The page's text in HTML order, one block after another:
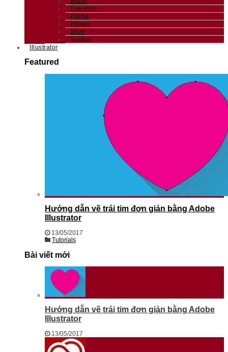
File PSD
Frame
Plugin
Style
Texture
Illustrator
Featured
Hướng dẫn vẽ trái tim đơn giản bằng Adobe
Illustrator
13/05/2017
Tutorials
Bài viết mới
Hướng dẫn vẽ trái tim đơn giản bằng Adobe
Illustrator
13/05/2017